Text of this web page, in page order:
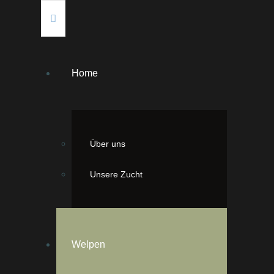
Home
Über uns
Unsere Zucht
Welpen